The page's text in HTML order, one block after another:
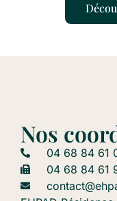
Nos
04 68 84 61
04 68 84 61